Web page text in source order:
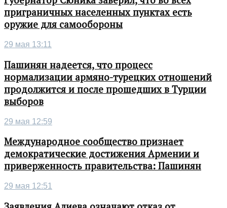
приграничных населенных пунктах есть
оружие для самообороны
29 мая 13:11
Пашинян надеется, что процесс
нормализации армяно-турецких отношений
продолжится и после прошедших в Турции
выборов
29 мая 12:59
Международное сообщество признает
демократические достижения Армении и
приверженность правительства: Пашинян
29 мая 12:51